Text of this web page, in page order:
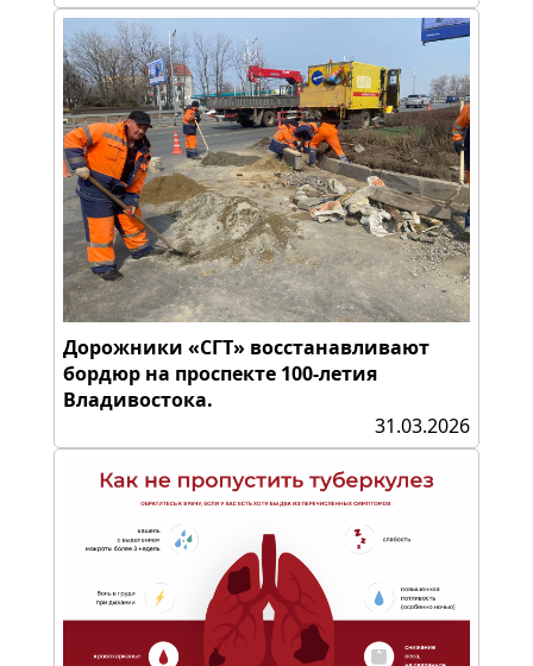
Дорожники «СГТ» восстанавливают
бордюр на проспекте 100-летия
Владивостока.
31.03.2026